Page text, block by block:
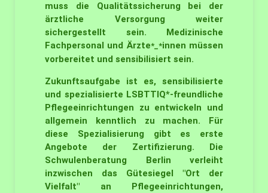
muss die Qualitätssicherung bei der
ärztliche Versorgung weiter
sichergestellt sein. Medizinische
Fachpersonal und Ärzte*_*innen müssen
vorbereitet und sensibilisiert sein.
Zukunftsaufgabe ist es, sensibilisierte
und spezialisierte LSBTTIQ*-freundliche
Pflegeeinrichtungen zu entwickeln und
allgemein kenntlich zu machen. Für
diese Spezialisierung gibt es erste
Angebote der Zertifizierung. Die
Schwulenberatung Berlin verleiht
inzwischen das Gütesiegel "Ort der
Vielfalt" an Pflegeeinrichtungen,